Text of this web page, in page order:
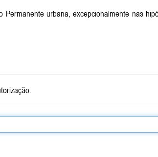
urbana, excepcionalmente nas